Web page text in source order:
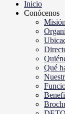
Inicio
Conócenos
Qué